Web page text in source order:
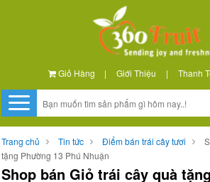
Giỏ Hàng | Giới Thiệu | Thanh
Trang chủ Tin tức Điểm bán trái cây tươi
tặng Phường 13 Phú Nhuận
Shop bán Giỏ trái cây quà